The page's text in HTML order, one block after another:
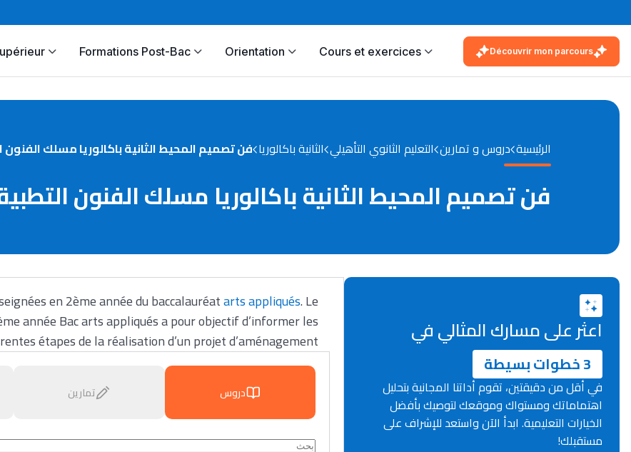
Formations Post-Bac Orientation Cours et exercices Découvrir mon parcours
الرئيسية دروس و تمارين التعليم الثانوي التأهيلي الثانية باكالوريا فن تصميم المحيط الثانية باكالوريا مسلك الفنون
فن تصميم المحيط الثانية باكالوريا مسلك الفنون
en 2ème année du baccalauréatarts appliqués. Le
année Bac arts appliqués a pour objectif d’informer les
étapes de la réalisation d’un projet d’aménagement.
دروس تمارين
اعثر على مسارك المثالي في
3 خطوات بسيطة
في أقل من دقيقتين، تقوم أداتنا المجانية بتحليل
اهتماماتك ومستواك وموقعك لتوصيك بأفضل
الخيارات التعليمية. ابدأ الآن واستعد للإشراف على
مستقبلك!